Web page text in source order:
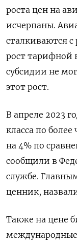
роста цен на
исчерпаны.
сталкиваются
рост тарифной
субсидии не
этот рост.
В апреле 2023
класса по
на 4% по
сообщили в
службе.
ценник,
Также на цене